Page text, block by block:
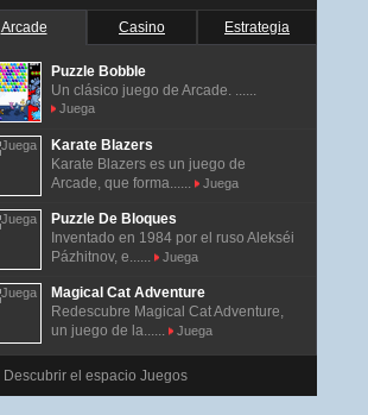
Arcade Casino Estrategia
Puzzle Bobble
Un clásico juego de Arcade. ......
Juega
Karate Blazers
Karate Blazers es un juego de
Arcade, que forma......
Juega
Puzzle De Bloques
Inventado en 1984 por el ruso Alekséi
Pázhitnov, e......
Juega
Magical Cat Adventure
Redescubre Magical Cat Adventure,
un juego de la......
Juega
Descubrir el espacio Juegos